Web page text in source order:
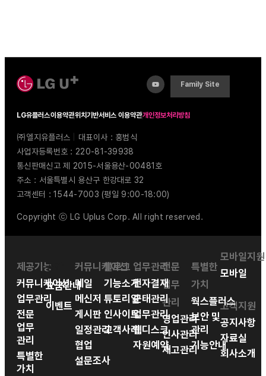
Family Site
LG유플러스이용약관위치기반서비스 이용약관개인정보처리방침
㈜엘지유플러스
대표이사 : 홍범식
사업자등록번호 : 220-81-39938
통신판매신고 제 2015-서울용산-00481호
주소 : 서울특별시 용산구 한강대로 32
고객센터 : 1544-7003 (평일 9:00-18:00)
Copyright ⓒ LG Uplus Corp. All right reserved.
제공기능
커뮤니케이션
업무관리
전문
업무
관리
특별한
가치
공간
요금안내
이벤트
커뮤니케이션
메일
메신저
게시판
일정관리
협업
설문조사
블로그
기능소개
튜토리얼
인사이트
고객사례
업무관리
전자결재
근태관리
업무관리
웹디스크
자원예약
전문
업무
관리
영업관리
인사관리
재고관리
특별한
가치
웍스플러스
보안 및
관리
기능안내
모바일지원
모바일
고객지원
공지사항
자료실
회사소개